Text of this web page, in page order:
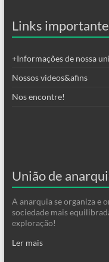
Links
+Informações de nossa
Nossos videos&afins
Nos encontre!
União de
A anarquia se organiza e
sociedade mais
exploração!
Ler mais